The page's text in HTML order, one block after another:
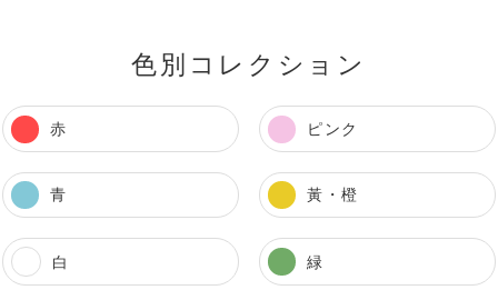
色別コレクション
赤 ピンク
青 黃・橙
白 緑